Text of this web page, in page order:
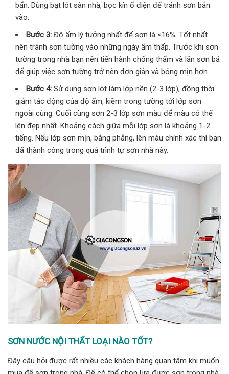
bẩn. Dùng bạt lót sàn nhà, bọc kín ổ điện để tránh sơn bắn
vào.
Bước 3: Độ ẩm lý tưởng nhất để sơn là <16%. Tốt nhất
nên tránh sơn tường vào những ngày ẩm thấp. Trước khi sơn
tường trong nhà bạn nên tiến hành chống thấm và lăn sơn bả
để giúp việc sơn tường trở nên đơn giản và bóng mịn hơn.
Bước 4: Sử dụng sơn lót làm lớp nền (2-3 lớp), đồng thời
giảm tác động của độ ẩm, kiềm trong tường tới lớp sơn
ngoài cùng. Cuối cùng sơn 2-3 lớp sơn màu để màu có thể
lên đẹp nhất. Khoảng cách giữa mỗi lớp sơn là khoảng 1-2
tiếng. Nếu lớp sơn mịn, bằng phẳng, lên màu chính xác thì bạn
đã thành công trong quá trình tự sơn nhà này.
SƠN NƯỚC NỘI THẤT LOẠI NÀO TỐT?
Đây câu hỏi được rất nhiều các khách hàng quan tâm khi muốn